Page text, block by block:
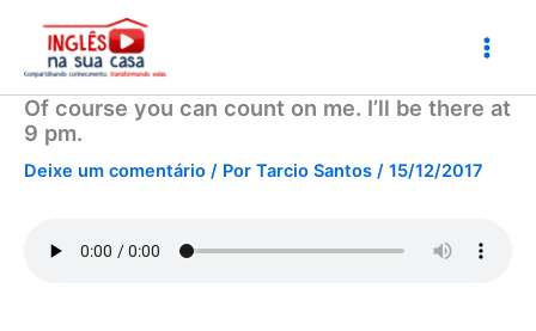
conteúdo
Of course you can count on me. I’ll be there at
9 pm.
Deixe um comentário / Por Tarcio Santos / 15/12/2017